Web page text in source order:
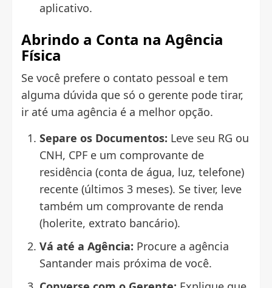
aplicativo.
Abrindo a Conta na Agência
Física
Se você prefere o contato pessoal e tem
alguma dúvida que só o gerente pode tirar,
ir até uma agência é a melhor opção.
Separe os Documentos: Leve seu RG ou
CNH, CPF e um comprovante de
residência (conta de água, luz, telefone)
recente (últimos 3 meses). Se tiver, leve
também um comprovante de renda
(holerite, extrato bancário).
Vá até a Agência: Procure a agência
Santander mais próxima de você.